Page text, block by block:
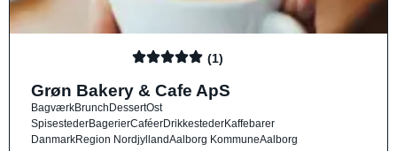
(1)
Grøn Bakery & Cafe ApS
BagværkBrunchDessertOst
SpisestederBagerierCaféerDrikkestederKaffebarer
DanmarkRegion NordjyllandAalborg KommuneAalborg